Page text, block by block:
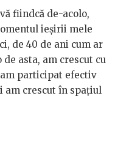
fiindcă de-acolo,
ieșirii mele
de 40 de ani cum ar
asta, am crescut cu
participat efectiv
am crescut în spațiul